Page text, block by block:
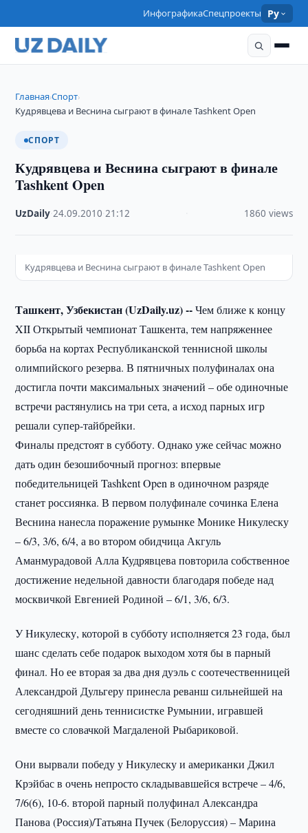
ИнфографикаСпецпроекты Ру
Главная›Спорт›
Кудрявцева и Веснина сыграют в финале Tashkent Open
СПОРТ
Кудрявцева и Веснина сыграют в финале
Tashkent Open
UzDaily ·24.09.2010 ·21:12 1860 views
Кудрявцева и Веснина сыграют в финале Tashkent Open
Ташкент, Узбекистан (UzDaily.uz) --Чем ближе к концу
XII Открытый чемпионат Ташкента, тем напряженнее
борьба на кортах Республиканской теннисной школы
олимпийского резерва. В пятничных полуфиналах она
достигла почти максимальных значений – обе одиночные
встречи растянулись на три сета, а исход парных игр
решали супер-тайбрейки.
Финалы предстоят в субботу. Однако уже сейчас можно
дать один безошибочный прогноз: впервые
победительницей Tashkent Open в одиночном разряде
станет россиянка. В первом полуфинале сочинка Елена
Веснина нанесла поражение румынке Монике Никулеску
– 6/3, 3/6, 6/4, а во втором обидчица Акгуль
Аманмурадовой Алла Кудрявцева повторила собственное
достижение недельной давности благодаря победе над
москвичкой Евгенией Родиной – 6/1, 3/6, 6/3.
У Никулеску, которой в субботу исполняется 23 года, был
шанс сделать себе подарок выходом хотя бы в парный
финал. Но ее вторая за два дня дуэль с соотечественницей
Александрой Дульгеру принесла реванш сильнейшей на
сегодняшний день теннисистке Румынии, игравшей
вместе со словачкой Магдаленой Рыбариковой.
Они вырвали победу у Никулеску и американки Джил
Крэйбас в очень непросто складывавшейся встрече – 4/6,
7/6(6), 10-6. второй парный полуфинал Александра
Панова (Россия)/Татьяна Пучек (Белоруссия) – Марина